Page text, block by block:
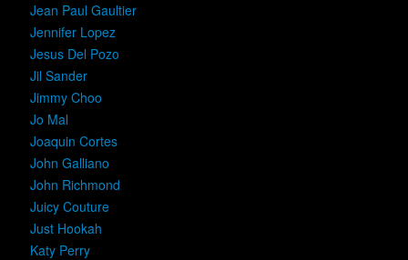
Jean Paul Gaultier
Jennifer Lopez
Jesus Del Pozo
Jil Sander
Jimmy Choo
Jo Mal
Joaquin Cortes
John Galliano
John Richmond
Juicy Couture
Just Hookah
Katy Perry